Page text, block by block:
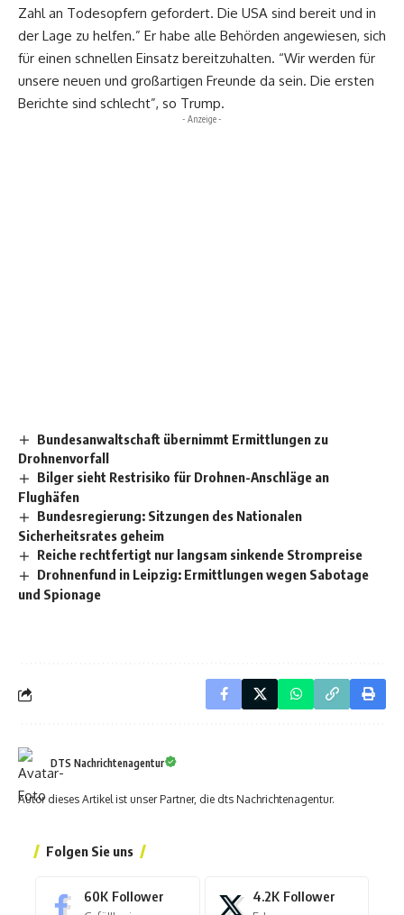
Zahl an Todesopfern gefordert. Die USA sind bereit und in
der Lage zu helfen.” Er habe alle Behörden angewiesen, sich
für einen schnellen Einsatz bereitzuhalten. “Wir werden für
unsere neuen und großartigen Freunde da sein. Die ersten
Berichte sind schlecht”, so Trump.
- Anzeige -
Bundesanwaltschaft übernimmt Ermittlungen zu
Drohnenvorfall
Bilger sieht Restrisiko für Drohnen-Anschläge an
Flughäfen
Bundesregierung: Sitzungen des Nationalen
Sicherheitsrates geheim
Reiche rechtfertigt nur langsam sinkende Strompreise
Drohnenfund in Leipzig: Ermittlungen wegen Sabotage
und Spionage
DTS Nachrichtenagentur
Autor dieses Artikel ist unser Partner, die dts Nachrichtenagentur.
Folgen Sie uns
60K Follower 4.2K Follower